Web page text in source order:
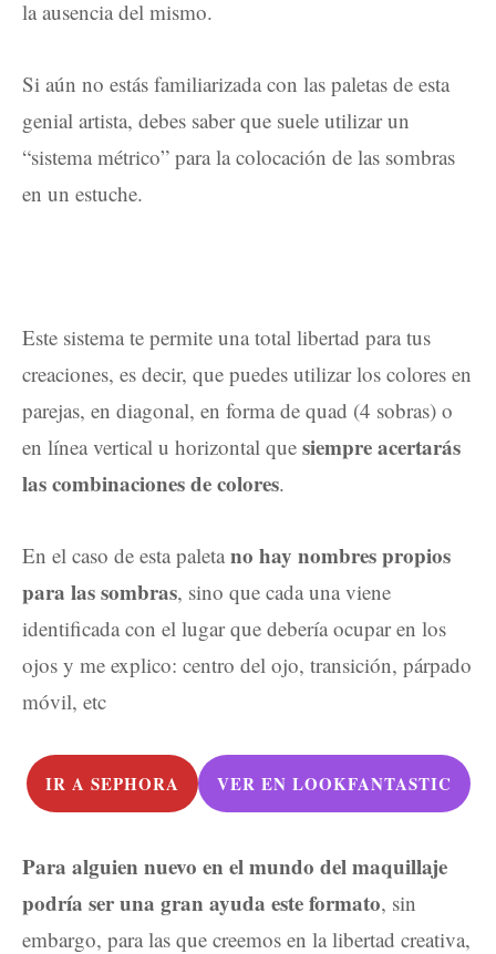
la ausencia del mismo.
Si aún no estás familiarizada con las paletas de esta
genial artista, debes saber que suele utilizar un
“sistema métrico” para la colocación de las sombras
en un estuche.
Este sistema te permite una total libertad para tus
creaciones, es decir, que puedes utilizar los colores en
parejas, en diagonal, en forma de quad (4 sobras) o
en línea vertical u horizontal que siempre acertarás
las combinaciones de colores.
En el caso de esta paleta no hay nombres propios
para las sombras, sino que cada una viene
identificada con el lugar que debería ocupar en los
ojos y me explico: centro del ojo, transición, párpado
móvil, etc
IR A SEPHORA VER EN LOOKFANTASTIC
Para alguien nuevo en el mundo del maquillaje
podría ser una gran ayuda este formato, sin
embargo, para las que creemos en la libertad creativa,